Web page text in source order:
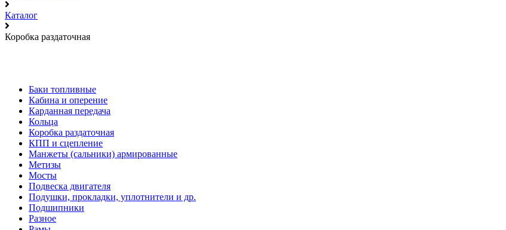
Каталог
Коробка раздаточная
Баки топливные
Кабина и оперение
Карданная передача
Кольца
Коробка раздаточная
КПП и сцепление
Манжеты (сальники) армированные
Метизы
Мосты
Подвеска двигателя
Подушки, прокладки, уплотнители и др.
Подшипники
Разное